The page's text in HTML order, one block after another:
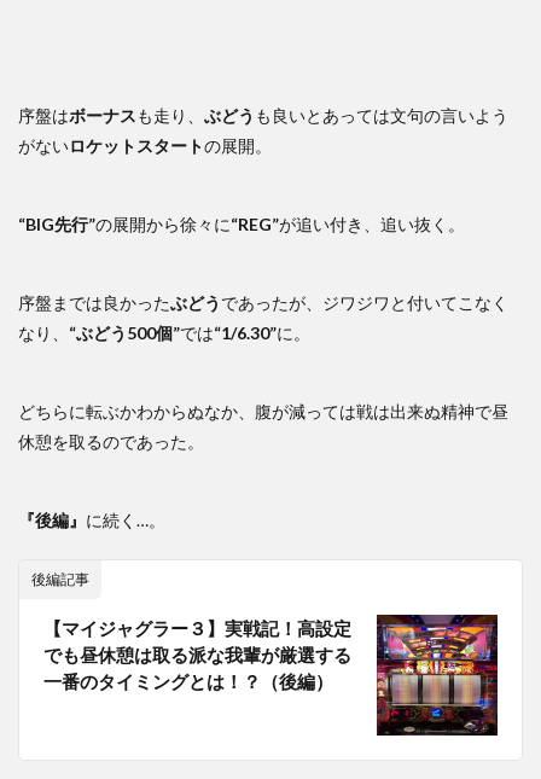
序盤はボーナスも走り、 ぶどう も良いとあっては文句の言いよう
がないロケットスタートの展開。
“BIG先行”の展開から徐々に“REG”が追い付き、追い抜く。
序盤までは良かったぶどう であったが、ジワジワと付いてこなく
なり、 “ぶどう500個”では“1/6.30”に。
どちらに転ぶかわからぬなか、腹が減っては戦は出来ぬ精神で昼
休憩を取るのであった。
『後編』 に続く…。
後編記事
【マイジャグラー３】実戦記！高設定
でも昼休憩は取る派な我輩が厳選する
一番のタイミングとは！？（後編）